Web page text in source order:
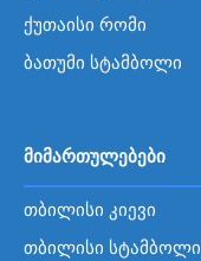
ქუთაისი რომი
ბათუმი სტამბოლი
მიმართულებები
თბილისი კიევი
თბილისი სტამბოლი